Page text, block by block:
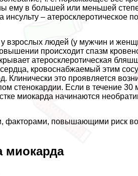
ему в большей или меньшей
инсульту – атеросклеротическое
взрослых людей (у мужчин и
происходит спазм
атеросклеротическая
кровоснабжаемый этим
Клинически это проявляется
стенокардии. Если в течение
миокарда начинаются
факторами, повышающими риск